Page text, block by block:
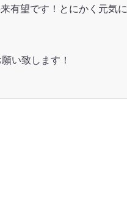
有望です！とにかく元気に
い致します！